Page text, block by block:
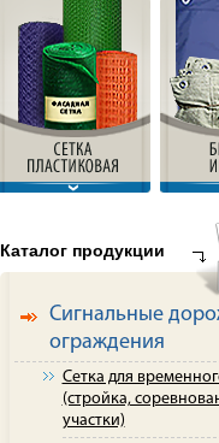
Каталог продукции
Сигнальные
ограждения
Сетка для
(стройка,
участки)